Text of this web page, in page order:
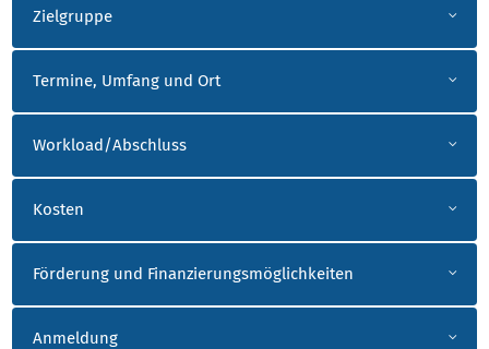
Zielgruppe
Termine, Umfang und Ort
Workload/Abschluss
Kosten
Förderung und Finanzierungsmöglichkeiten
Anmeldung